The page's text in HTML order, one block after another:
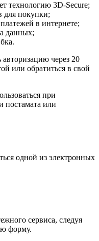
технологию 3D-Secure;
для покупки;
в интернете;
данных;
через 20
или обратиться в свой
при
постамата или
одной из электронных
сервиса, следуя
форму.